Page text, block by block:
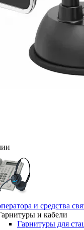
и средства
и кабели
Гарнитуры для